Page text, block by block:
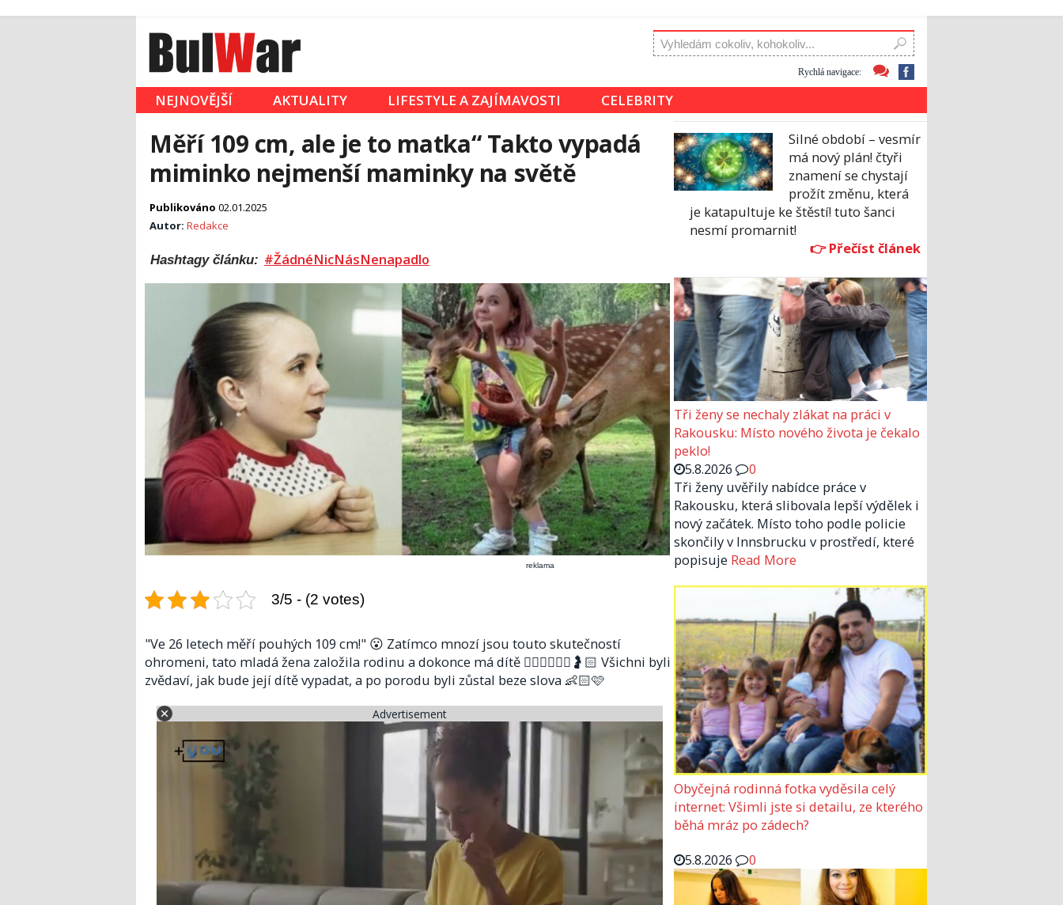
Rychlá navigace:
NEJNOVĚJŠÍ AKTUALITY LIFESTYLE A ZAJÍMAVOSTI CELEBRITY
Měří 109 cm, ale je to matka“ Takto vypadá
miminko nejmenší maminky na světě
Publikováno 02.01.2025
Autor: Redakce
Hashtagy článku: #ŽádnéNicNásNenapadlo
reklama
3/5 - (2 votes)
"Ve 26 letech měří pouhých 109 cm!" 😮 Zatímco mnozí jsou touto skutečností
ohromeni, tato mladá žena založila rodinu a dokonce má dítě 🧑🏻‍❤️‍💋‍👩🏼🤰🏻 Všichni byli
zvědaví, jak bude její dítě vypadat, a po porodu byli zůstal beze slova 👶🏻🩷
Advertisement
Silné období – vesmír
má nový plán! čtyři
znamení se chystají
prožít změnu, která
je katapultuje ke štěstí! tuto šanci
nesmí promarnit!
Tři ženy se nechaly zlákat na práci v
Rakousku: Místo nového života je čekalo
peklo!
5.8.2026
0
Tři ženy uvěřily nabídce práce v
Rakousku, která slibovala lepší výdělek i
nový začátek. Místo toho podle policie
skončily v Innsbrucku v prostředí, které
popisuje Read More
Obyčejná rodinná fotka vyděsila celý
internet: Všimli jste si detailu, ze kterého
běhá mráz po zádech?
5.8.2026
0